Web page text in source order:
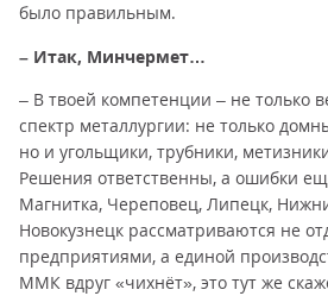
было правильным.
– Итак, Минчермет…
– В твоей компетенции – не только
спектр металлургии: не только
но и угольщики, трубники,
Решения ответственны, а ошибки
Магнитка, Череповец, Липецк,
Новокузнецк рассматриваются не
предприятиями, а единой
ММК вдруг «чихнёт», это тут же